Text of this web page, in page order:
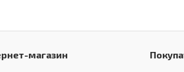
магазин